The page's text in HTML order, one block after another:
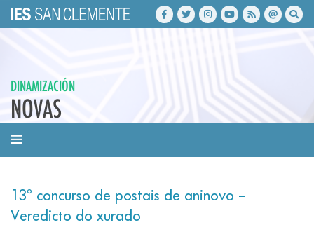
DINAMIZACIÓN
NOVAS
13º concurso de postais de aninovo –
Veredicto do xurado